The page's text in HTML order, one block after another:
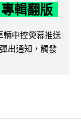
輯翻版
輛中控熒幕推送
出通知，觸發